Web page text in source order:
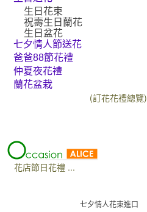
生日花束
祝壽生日蘭花
生日盆花
七夕情人節送花
爸爸88節花禮
仲夏夜花禮
蘭花盆栽
(訂花花禮總覽)
花店節日花禮 ...
七夕情人花束進口